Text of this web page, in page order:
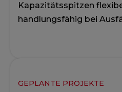
Kapazitätsspitzen
handlungsfähig bei
GEPLANTE PROJEKTE